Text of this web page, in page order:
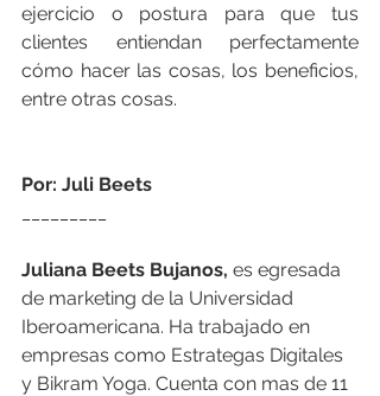
ejercicio o postura para que tus
clientes entiendan perfectamente
cómo hacer las cosas, los beneficios,
entre otras cosas.
Por: Juli Beets
Juliana Beets Bujanos, es egresada
de marketing de la Universidad
Iberoamericana. Ha trabajado en
empresas como Estrategas Digitales
y Bikram Yoga. Cuenta con mas de 11